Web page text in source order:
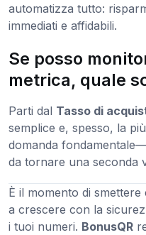
automatizza tutto:
immediati e affidabili.
Se posso
metrica, quale
Parti dal Tasso di
semplice e, spesso, la
domanda
da tornare una seconda
È il momento di
a crescere con la
i tuoi numeri. BonusQR